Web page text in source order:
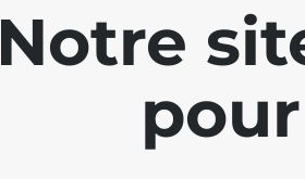
Notre